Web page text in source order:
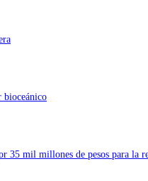
bioceánico
35 mil millones de pesos para la